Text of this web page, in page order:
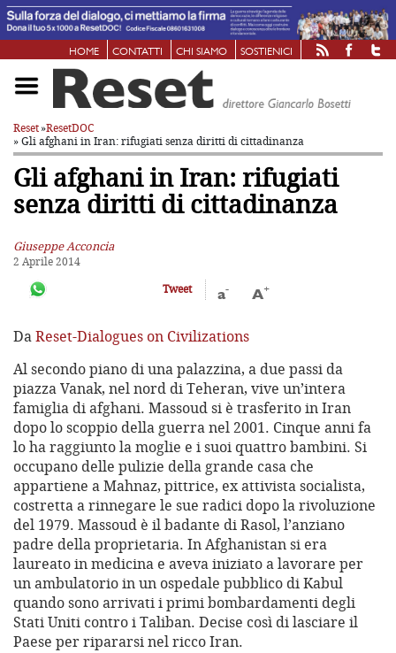
HOME CONTATTI CHI SIAMO SOSTIENICI
Reset»ResetDOC
» Gli afghani in Iran: rifugiati senza diritti di cittadinanza
Gli afghani in Iran: rifugiati
senza diritti di cittadinanza
Giuseppe Acconcia
2 Aprile 2014
Tweet
a- A+
DaReset-Dialogues on Civilizations
Al secondo piano di una palazzina, a due passi da
piazza Vanak, nel nord di Teheran, vive un’intera
famiglia di afghani. Massoud si è trasferito in Iran
dopo lo scoppio della guerra nel 2001. Cinque anni fa
lo ha raggiunto la moglie e i suoi quattro bambini. Si
occupano delle pulizie della grande casa che
appartiene a Mahnaz, pittrice, ex attivista socialista,
costretta a rinnegare le sue radici dopo la rivoluzione
del 1979. Massoud è il badante di Rasol, l’anziano
padre della proprietaria. In Afghanistan si era
laureato in medicina e aveva iniziato a lavorare per
un ambulatorio in un ospedale pubblico di Kabul
quando sono arrivati i primi bombardamenti degli
Stati Uniti contro i Taliban. Decise così di lasciare il
Paese per ripararsi nel ricco Iran.